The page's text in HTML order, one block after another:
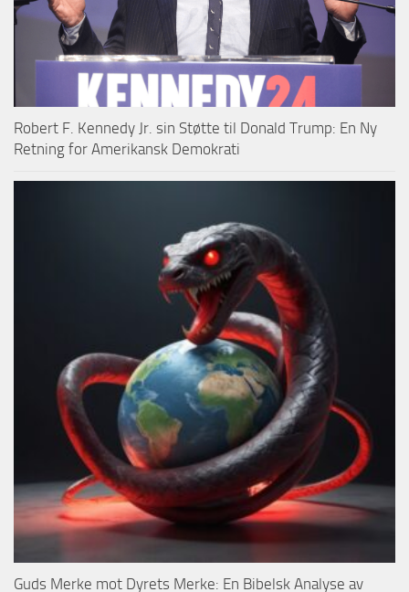
Robert F. Kennedy Jr. sin Støtte til Donald Trump: En Ny
Retning for Amerikansk Demokrati
Guds Merke mot Dyrets Merke: En Bibelsk Analyse av